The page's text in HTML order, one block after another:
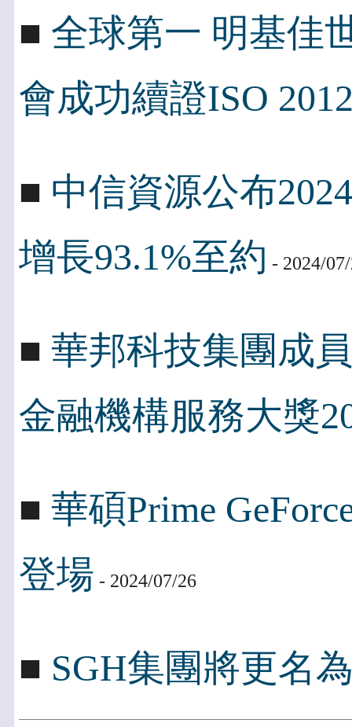
■ 全球第一 明基佳
會成功續證ISO
■ 中信資源公布
增長93.1%至約 - 2024/
■ 華邦科技集團成
金融機構服務大獎
■ 華碩Prime
登場 - 2024/07/26
■ SGH集團將更名